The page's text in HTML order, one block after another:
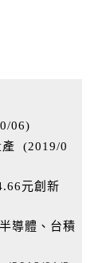
06)
(2019/0
元創新
導體、台積